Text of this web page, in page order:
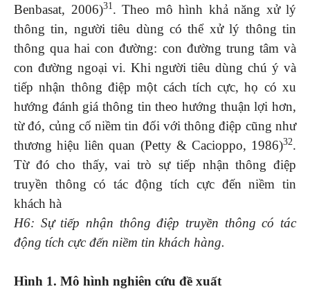
Benbasat, 2006)31. Theo mô hình khả năng xử lý
thông tin, người tiêu dùng có thể xử lý thông tin
thông qua hai con đường: con đường trung tâm và
con đường ngoại vi. Khi người tiêu dùng chú ý và
tiếp nhận thông điệp một cách tích cực, họ có xu
hướng đánh giá thông tin theo hướng thuận lợi hơn,
từ đó, củng cố niềm tin đối với thông điệp cũng như
thương hiệu liên quan (Petty & Cacioppo, 1986)32.
Từ đó cho thấy, vai trò sự tiếp nhận thông điệp
truyền thông có tác động tích cực đến niềm tin
khách hà
H6: Sự tiếp nhận thông điệp truyền thông có tác
động tích cực đến niềm tin khách hàng.
Hình 1. Mô hình nghiên cứu đề xuất